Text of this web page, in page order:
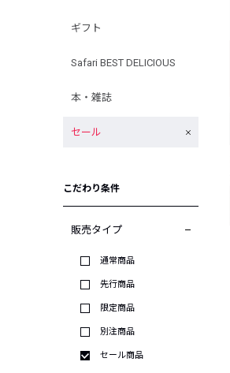
ギフト
Safari BEST DELICIOUS
本・雑誌
セール
こだわり条件
販売タイプ
通常商品
先行商品
限定商品
別注商品
セール商品